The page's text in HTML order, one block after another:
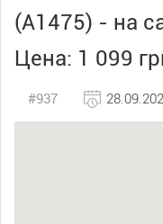
(A1475) - на
Цена: 1 099
#937